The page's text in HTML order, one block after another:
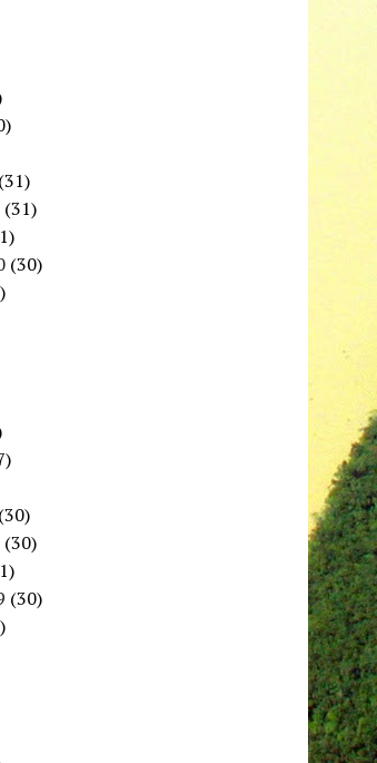
(31)
(31)
(30)
(30)
(30)
(30)